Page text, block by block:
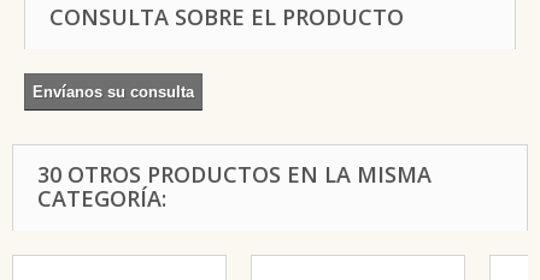
CONSULTA SOBRE EL PRODUCTO
Envíanos su consulta
30 OTROS PRODUCTOS EN LA MISMA
CATEGORÍA: